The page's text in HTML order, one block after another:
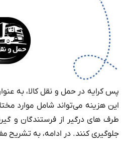
پس کرایه در حمل و نقل کالا، به
این هزینه می‌تواند شامل موارد
طرف‌ های درگیر از فرستندگان و
جلوگیری کنند. در ادامه، به